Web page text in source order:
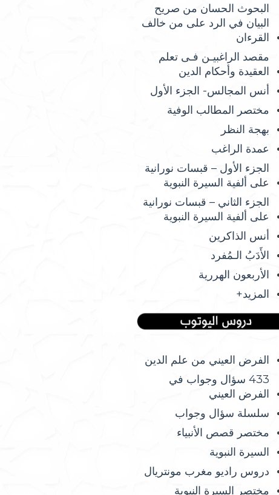
البحوث الحسان من صريح
البيان في الرد على من خالف
القرءان
مقصد الراغبيـن فـى تعلم
العقيدة وأحكام الدين
أنس المجالس- الجزء الأول
مختصر المطالب الوفية
بهجة النظر
عمدة الراغب
الجزء الأول – قبسات نورانية
على ألفية السيرة النبوية
الجزء الثاني – قبسات نورانية
على ألفية السيرة النبوية
أنس الذاكرين
الأَدَبُ الـمُفرد
الأربعون الهررية
المزيد+
الفرض العيني من علم الدين
433 سؤال وجواب في
الفرض العيني
سلسلة سؤال وجواب
مختصر قصص الأنبياء
السيرة النبوية
دروس راديو مغرب مونتريال
مختصر السيرة النبوية